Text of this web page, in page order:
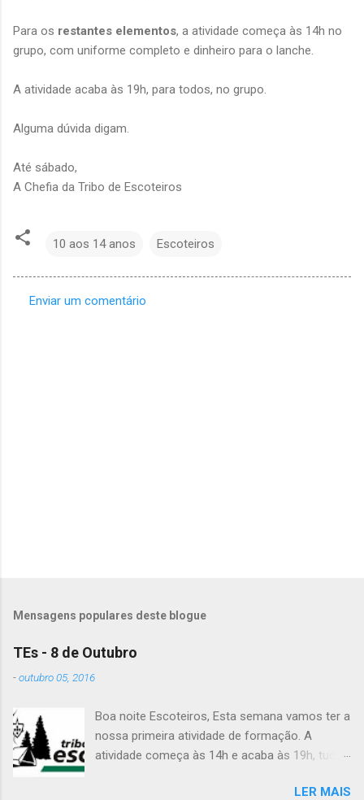
Para os restantes elementos, a atividade começa às 14h no
grupo, com uniforme completo e dinheiro para o lanche.
A atividade acaba às 19h, para todos, no grupo.
Alguma dúvida digam.
Até sábado,
A Chefia da Tribo de Escoteiros
10 aos 14 anos Escoteiros
Enviar um comentário
Mensagens populares deste blogue
TEs - 8 de Outubro
-outubro 05, 2016
Boa noite Escoteiros, Esta semana vamos ter a
nossa primeira atividade de formação. A
atividade começa às 14h e acaba às 19h, tudo
lanche (não pode ser dinheiro!), água, papel e
LER MAIS